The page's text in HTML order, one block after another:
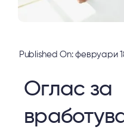
Published On: февруари
Оглас за